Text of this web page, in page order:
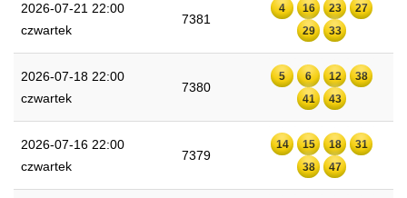
2026-07-21 22:00
czwartek
7381
4 16 23
27
29
33
2026-07-18 22:00
czwartek
7380
5 6 12
38
41
43
2026-07-16 22:00
czwartek
7379
14 15 18
31
38
47